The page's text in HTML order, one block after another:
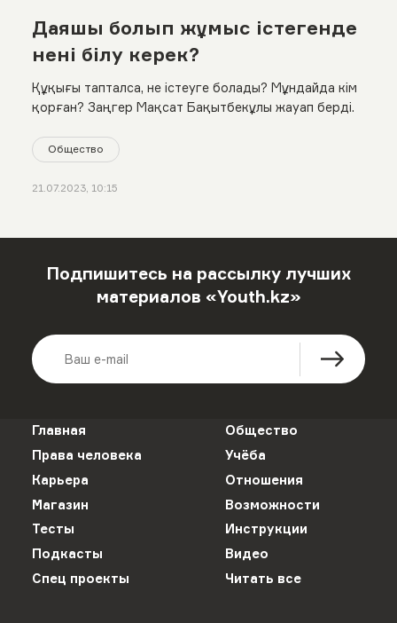
Даяшы болып жұмыс істегенде
нені білу керек?
Құқығы тапталса, не істеуге болады? Мұндайда кім
қорған? Заңгер Мақсат Бақытбекұлы жауап берді.
Общество
21.07.2023, 10:15
Подпишитесь на рассылку лучших
материалов «Youth.kz»
Главная
Общество
Права человека
Учёба
Карьера
Отношения
Магазин
Возможности
Тесты
Инструкции
Подкасты
Видео
Спец проекты
Читать все